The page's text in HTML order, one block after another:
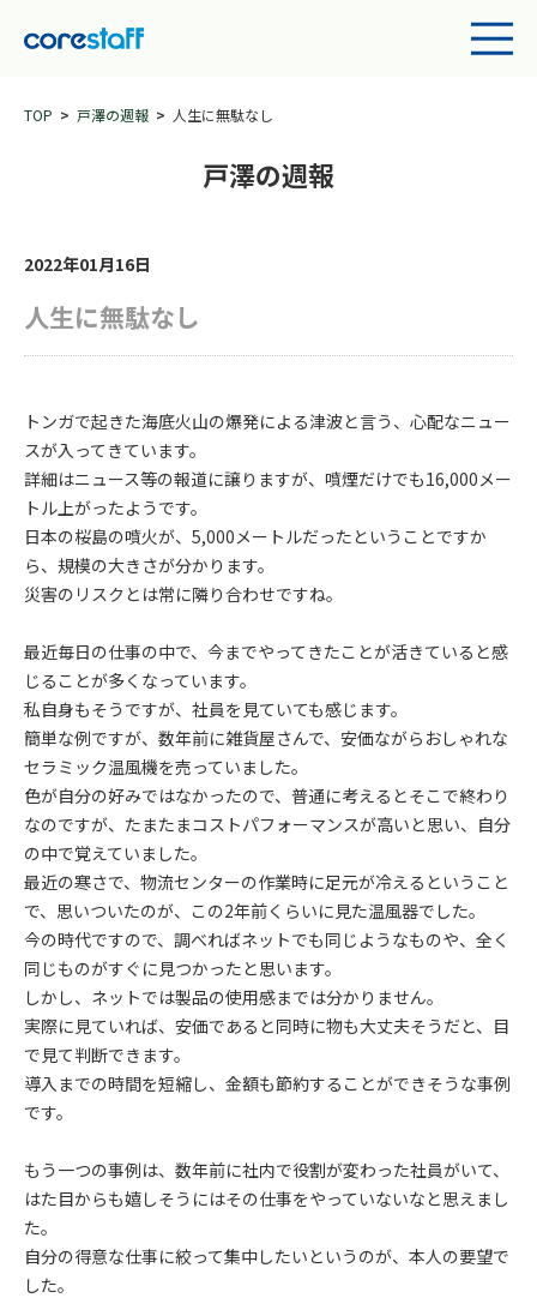
TOP 戸澤の週報 人生に無駄なし
戸澤の週報
2022年01月16日
人生に無駄なし
トンガで起きた海底火山の爆発による津波と言う、心配なニュー
スが入ってきています。
詳細はニュース等の報道に譲りますが、噴煙だけでも16,000メー
トル上がったようです。
日本の桜島の噴火が、5,000メートルだったということですか
ら、規模の大きさが分かります。
災害のリスクとは常に隣り合わせですね。
最近毎日の仕事の中で、今までやってきたことが活きていると感
じることが多くなっています。
私自身もそうですが、社員を見ていても感じます。
簡単な例ですが、数年前に雑貨屋さんで、安価ながらおしゃれな
セラミック温風機を売っていました。
色が自分の好みではなかったので、普通に考えるとそこで終わり
なのですが、たまたまコストパフォーマンスが高いと思い、自分
の中で覚えていました。
最近の寒さで、物流センターの作業時に足元が冷えるということ
で、思いついたのが、この2年前くらいに見た温風器でした。
今の時代ですので、調べればネットでも同じようなものや、全く
同じものがすぐに見つかったと思います。
しかし、ネットでは製品の使用感までは分かりません。
実際に見ていれば、安価であると同時に物も大丈夫そうだと、目
で見て判断できます。
導入までの時間を短縮し、金額も節約することができそうな事例
です。
もう一つの事例は、数年前に社内で役割が変わった社員がいて、
はた目からも嬉しそうにはその仕事をやっていないなと思えまし
た。
自分の得意な仕事に絞って集中したいというのが、本人の要望で
した。